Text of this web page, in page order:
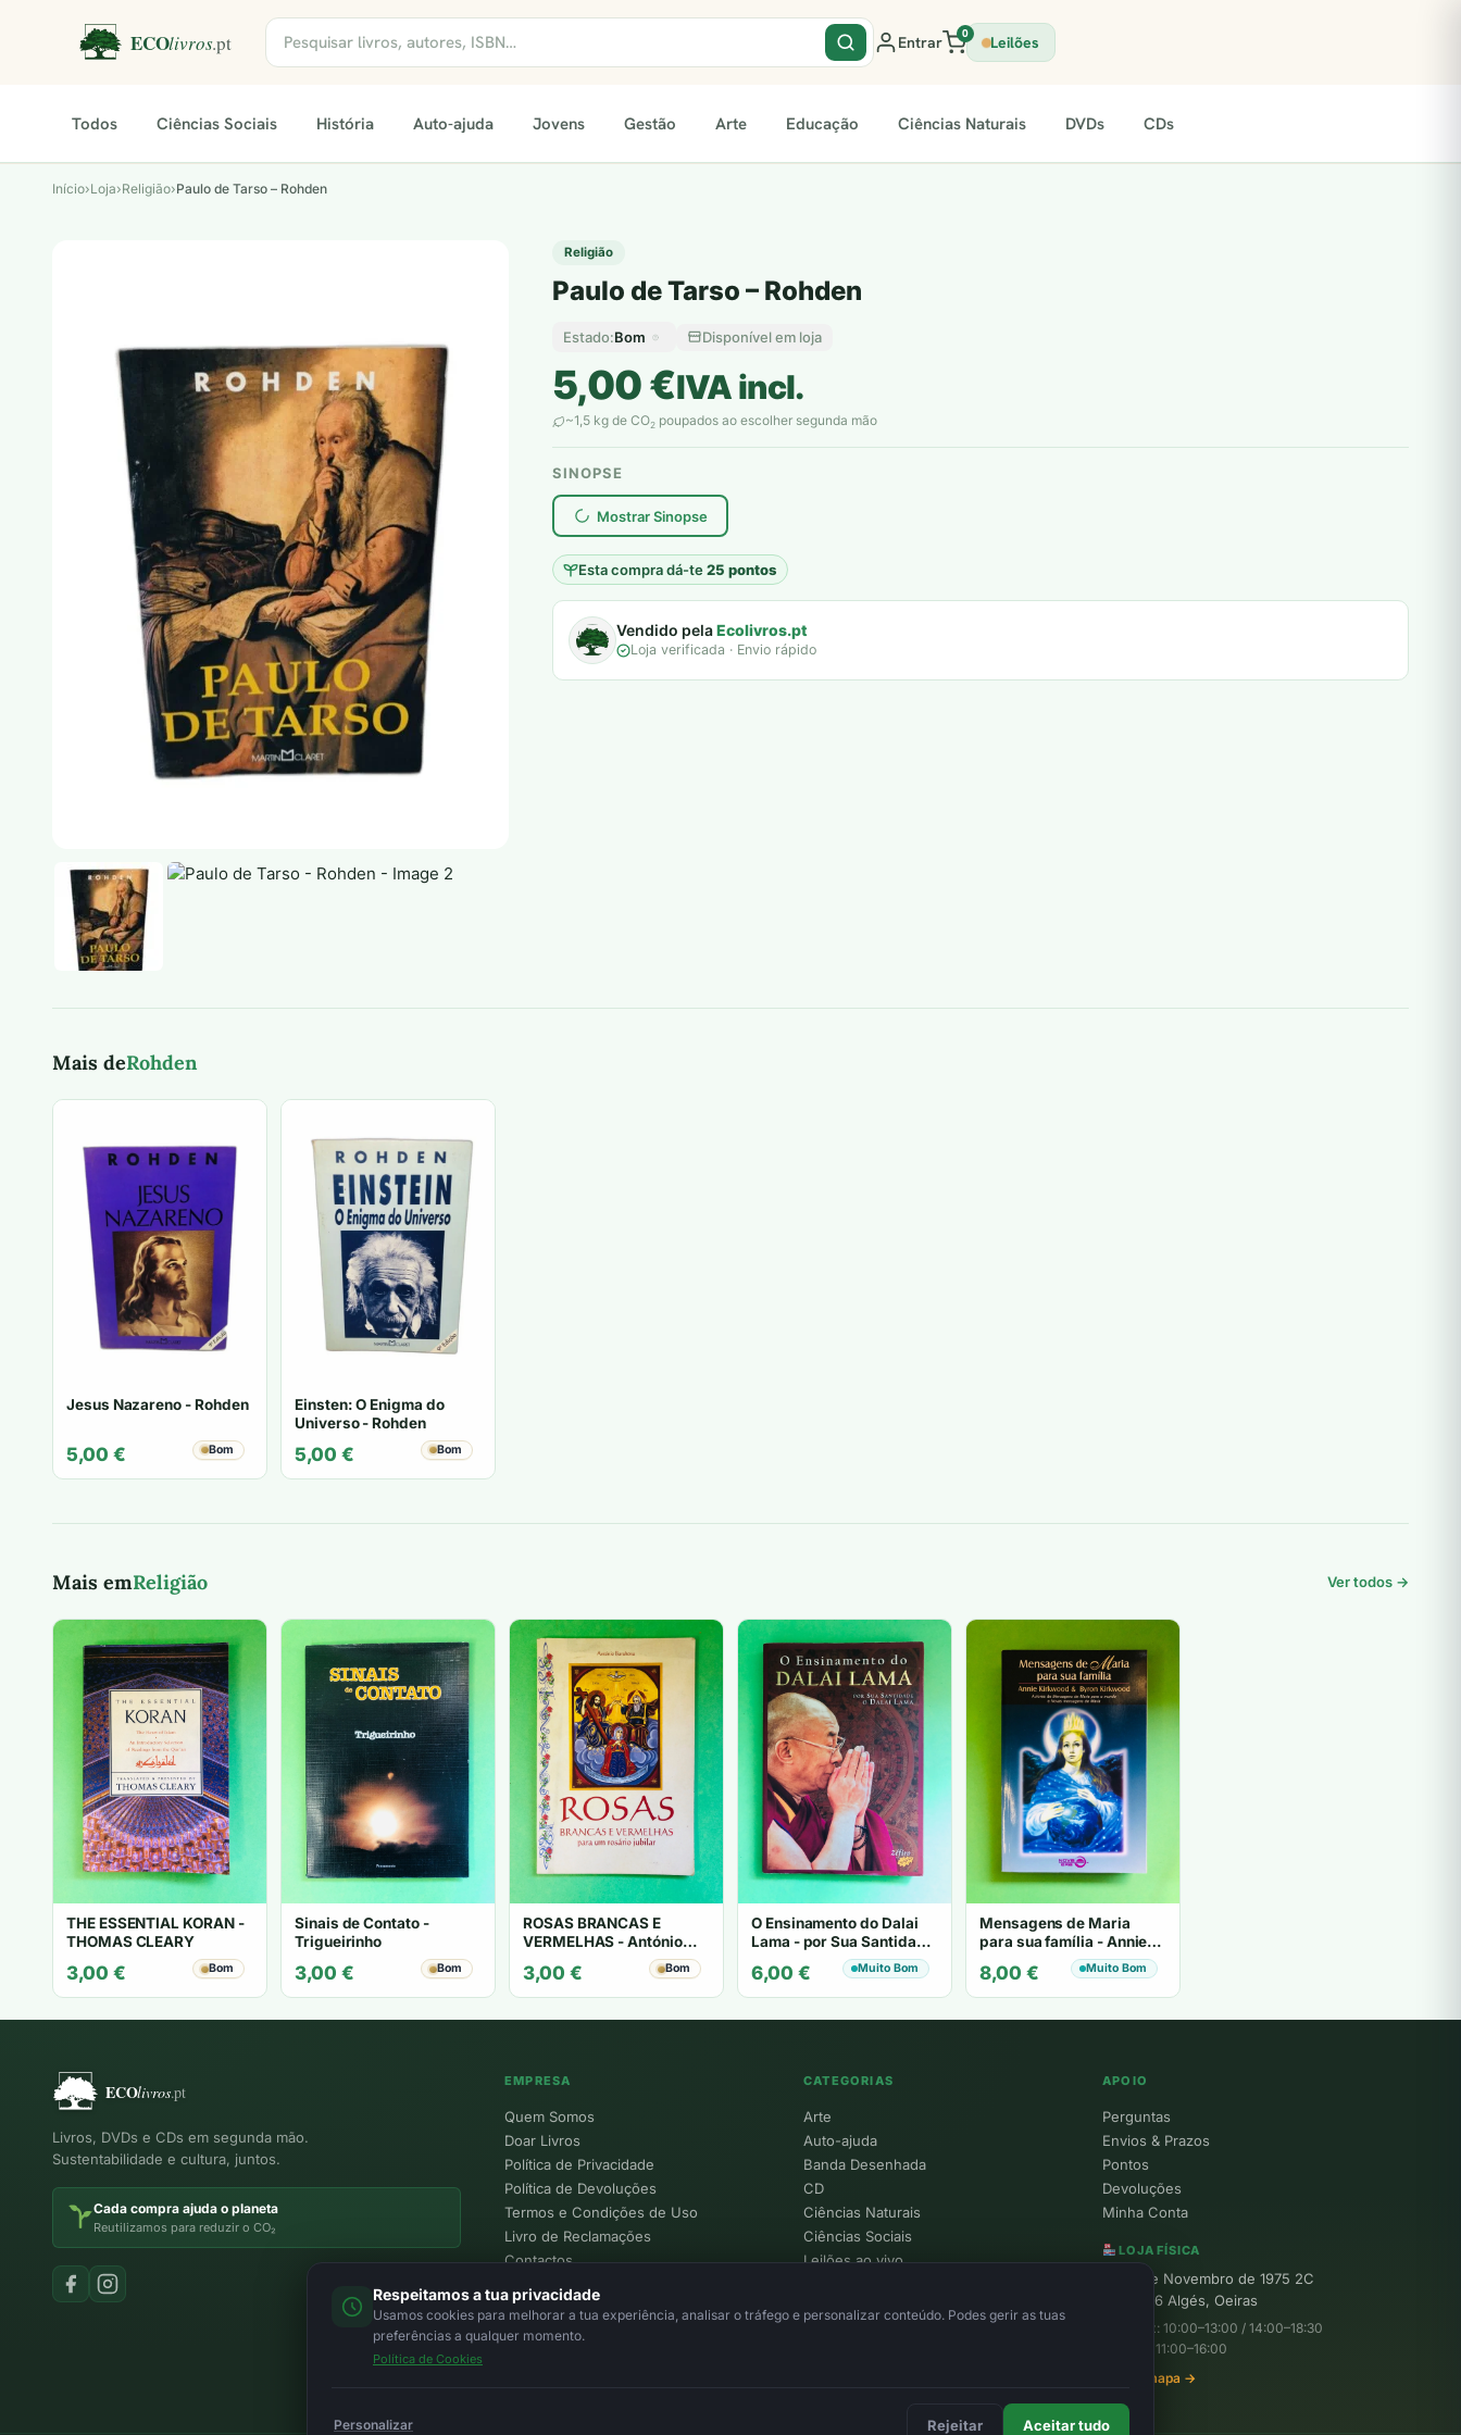
Entrar 0 Leilões
Todos Ciências Sociais História Auto-ajuda Jovens Gestão Arte Educação Ciências Naturais DVDs CDs
Início›Loja›Religião›Paulo de Tarso – Rohden
Religião
Paulo de Tarso – Rohden
Estado:Bom Disponível em loja
5,00€IVA incl.
~1,5 kg de CO2 poupados ao escolher segunda mão
SINOPSE
Mostrar Sinopse
Esta compra dá-te25 pontos
plantar árvores reais
Vendido pelaEcolivros.pt
Loja verificada · Envio rápido
Mais deRohden
Jesus Nazareno - Rohden
5,00 € Bom
Einsten: O Enigma do
Universo - Rohden
5,00 € Bom
Mais emReligião Ver todos →
THE ESSENTIAL KORAN -
THOMAS CLEARY
3,00 € Bom
Sinais de Contato -
Trigueirinho
3,00 € Bom
ROSAS BRANCAS E
VERMELHAS - António
3,00 € Bom
O Ensinamento do Dalai
Lama - por Sua Santidade
6,00 € Muito Bom
Mensagens de Maria
para sua família - Annie
Kirkwood & Byron
Kirkwood
8,00 € Muito Bom
Livros, DVDs e CDs em segunda mão.
Sustentabilidade e cultura, juntos.
Cada compra ajuda o planeta
Reutilizamos para reduzir o CO₂
EMPRESA
Quem Somos
Doar Livros
Política de Privacidade
Política de Devoluções
Termos e Condições de Uso
Livro de Reclamações
Contactos
Política de Cookies
CATEGORIAS
Arte
Auto-ajuda
Banda Desenhada
CD
Ciências Naturais
Ciências Sociais
Leilões ao vivo
APOIO
Perguntas
Envios & Prazos
Pontos
Devoluções
Minha Conta
LOJA FÍSICA
R. 25 de Novembro de 1975 2C
1495-156 Algés, Oeiras
Seg–Sex: 10:00–13:00 / 14:00–18:30
Sábado: 11:00–16:00
Ver no mapa →
Respeitamos a tua privacidade
Usamos cookies para melhorar a tua experiência, analisar o tráfego e personalizar conteúdo. Podes gerir as tuas
preferências a qualquer momento.
Política de Cookies
Personalizar Rejeitar Aceitar tudo